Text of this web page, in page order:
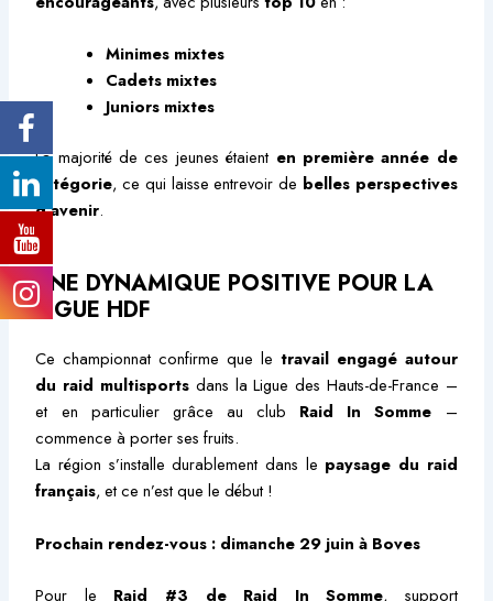
Minimes mixtes
Cadets mixtes
Juniors mixtes
La majorité de ces jeunes étaient en première année de
catégorie, ce qui laisse entrevoir de belles perspectives
d’avenir.
UNE DYNAMIQUE POSITIVE POUR LA
LIGUE HDF
Ce championnat confirme que le travail engagé autour
du raid multisportsdans la Ligue des Hauts-de-France –
et en particulier grâce au club Raid In Somme –
commence à porter ses fruits.
La région s’installe durablement dans le paysage du raid
français, et ce n’est que le début !
Prochain rendez-vous : dimanche 29 juin à Boves
Pour le Raid #3 de Raid In Somme, support